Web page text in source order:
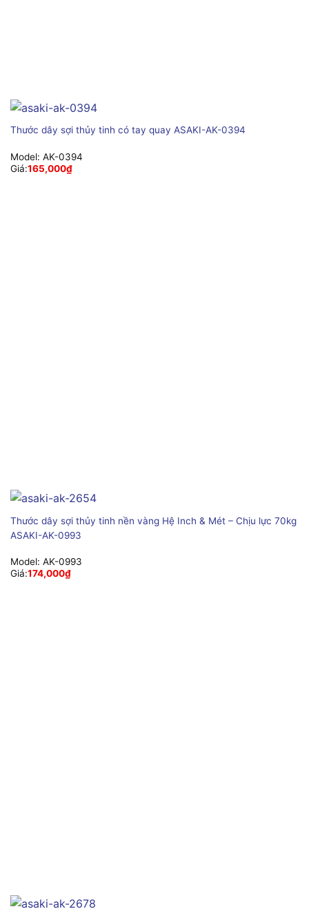
Thước dây sợi thủy tinh có tay quay ASAKI-AK-0394
Model: AK-0394
Giá:165,000₫
Thước dây sợi thủy tinh nền vàng Hệ Inch & Mét – Chịu lực 70kg
ASAKI-AK-0993
Model: AK-0993
Giá:174,000₫